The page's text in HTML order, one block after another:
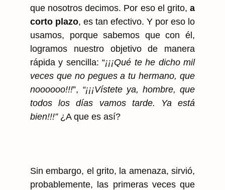
que nosotros decimos. Por eso el grito, a
corto plazo, es tan efectivo. Y por eso lo
usamos, porque sabemos que con él,
logramos nuestro objetivo de manera
rápida y sencilla: “¡¡¡Qué te he dicho mil
veces que no pegues a tu hermano, que
noooooo!!!”, “¡¡¡Vístete ya, hombre, que
todos los días vamos tarde. Ya está
bien!!!”¿A que es así?
Sin embargo, el grito, la amenaza, sirvió,
probablemente, las primeras veces que